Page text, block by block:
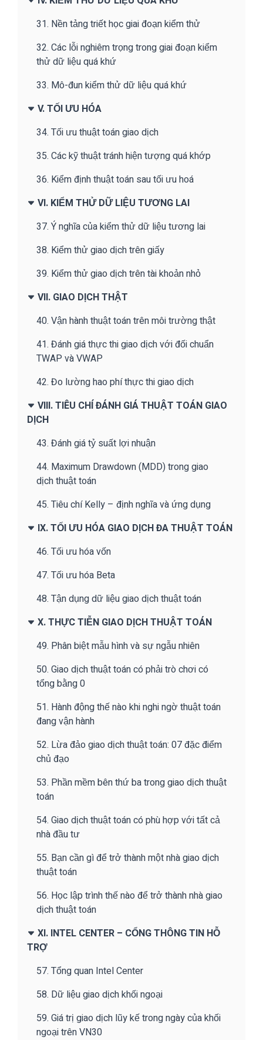
31. Nền tảng triết học giai đoạn kiểm thử
32. Các lỗi nghiêm trọng trong giai đoạn kiểm
thử dữ liệu quá khứ
33. Mô-đun kiểm thử dữ liệu quá khứ
V. TỐI ƯU HÓA
34. Tối ưu thuật toán giao dịch
35. Các kỹ thuật tránh hiện tượng quá khớp
36. Kiểm định thuật toán sau tối ưu hoá
VI. KIỂM THỬ DỮ LIỆU TƯƠNG LAI
37. Ý nghĩa của kiểm thử dữ liệu tương lai
38. Kiểm thử giao dịch trên giấy
39. Kiểm thử giao dịch trên tài khoản nhỏ
VII. GIAO DỊCH THẬT
40. Vận hành thuật toán trên môi trường thật
41. Đánh giá thực thi giao dịch với đối chuẩn
TWAP và VWAP
42. Đo lường hao phí thực thi giao dịch
VIII. TIÊU CHÍ ĐÁNH GIÁ THUẬT TOÁN GIAO
DỊCH
43. Đánh giá tỷ suất lợi nhuận
44. Maximum Drawdown (MDD) trong giao
dịch thuật toán
45. Tiêu chí Kelly – định nghĩa và ứng dụng
IX. TỐI ƯU HÓA GIAO DỊCH ĐA THUẬT TOÁN
46. Tối ưu hóa vốn
47. Tối ưu hóa Beta
48. Tận dụng dữ liệu giao dịch thuật toán
X. THỰC TIỄN GIAO DỊCH THUẬT TOÁN
49. Phân biệt mẫu hình và sự ngẫu nhiên
50. Giao dịch thuật toán có phải trò chơi có
tổng bằng 0
51. Hành động thế nào khi nghi ngờ thuật toán
đang vận hành
52. Lừa đảo giao dịch thuật toán: 07 đặc điểm
chủ đạo
53. Phần mềm bên thứ ba trong giao dịch thuật
toán
54. Giao dịch thuật toán có phù hợp với tất cả
nhà đầu tư
55. Bạn cần gì để trở thành một nhà giao dịch
thuật toán
56. Học lập trình thế nào để trở thành nhà giao
dịch thuật toán
XI. INTEL CENTER – CỔNG THÔNG TIN HỖ
TRỢ
57. Tổng quan Intel Center
58. Dữ liệu giao dịch khối ngoại
59. Giá trị giao dịch lũy kế trong ngày của khối
ngoại trên VN30